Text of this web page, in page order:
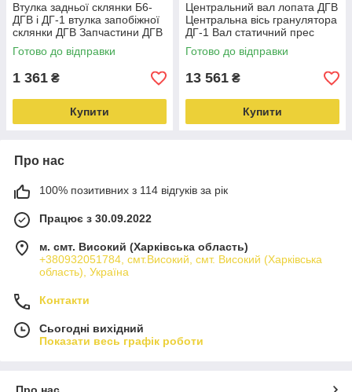
Втулка задньої склянки Б6-
ДГВ і ДГ-1 втулка запобіжної
склянки ДГВ Запчастини ДГВ
Готово до відправки
1 361 ₴
Купити
Центральний вал лопата ДГВ
Центральна вісь гранулятора
ДГ-1 Вал статичний прес
гранулятора ДГВ
Готово до відправки
13 561 ₴
Купити
Про нас
100% позитивних з 114 відгуків за рік
Працює з 30.09.2022
м. смт. Високий (Харківська область)
+380932051784, смт.Високий, смт. Високий (Харківська
область), Україна
Контакти
Сьогодні вихідний
Показати весь графік роботи